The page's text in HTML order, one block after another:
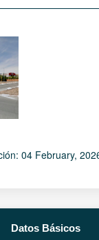
Datos Básicos
04 February,